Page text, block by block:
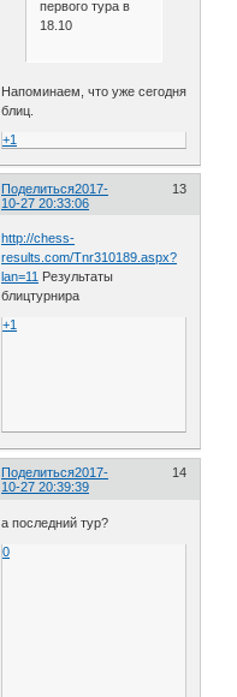
первого тура в
18.10
Напоминаем, что уже сегодня
блиц.
+1
Поделиться 13
2017-
10-27 20:33:06
http://chess-
results.com/Tnr310189.aspx?
lan=11
Результаты
блицтурнира
+1
Поделиться 14
2017-
10-27 20:39:39
а последний тур?
0